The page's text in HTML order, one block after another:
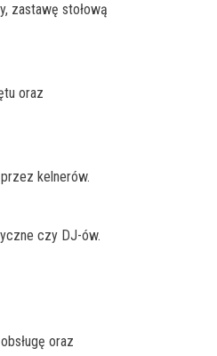
zastawę stołową
oraz
kelnerów.
czy DJ-ów.
oraz